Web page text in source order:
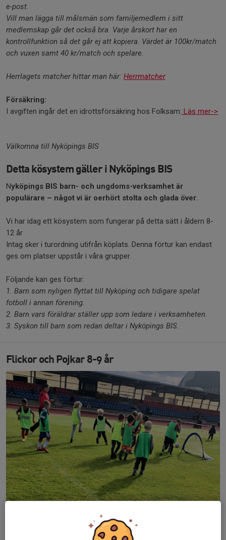
e-post.
Vill man lägga till målsmän som familjemedlem i sitt
medlemskap går det också bra. Varje årskort har en
kontrollfunktion så det går ej att kopiera. Värdet är 100kr/match
och vuxen samt 40 kr/match och spelare.
Herrlagets matcher hittar man här: Herrmatcher
Försäkring:
I avgiften ingår det en idrottsförsäkring hos Folksam: Läs mer->
Välkomna till Nyköpings BIS
Detta kösystem gäller i Nyköpings BIS
Nyköpings BIS barn- och ungdoms-verksamhet är
populärare – något vi är oerhört stolta och glada över.
Vi har idag ett kösystem som fungerar på detta sätt i åldern 8-
12 år
Intag sker i turordning utifrån köplats. Denna förtur kan endast
ges om platser uppstår i våra grupper.
Följande kan ges förtur:
1. Barn som nyligen flyttat till Nyköping och tidigare spelat
fotboll i annan förening.
2. Barn vars föräldrar ställer upp som ledare i verksamheten.
3. Syskon till barn som redan deltar i Nyköpings BIS.
Flickor och Pojkar 8-9 år